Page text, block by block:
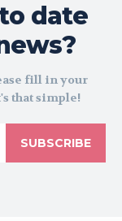
date
fill in your
that simple!
SUBSCRIBE